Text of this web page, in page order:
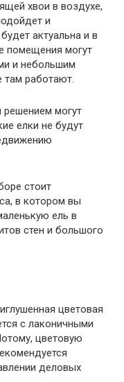
хвои в воздухе,
и
актуальна и в
помещения могут
и небольшим
там работают.
могут
елки не будут
стоит
в котором вы
ель в
стен и большого
цветовая
с лаконичными
цветовую
деловых